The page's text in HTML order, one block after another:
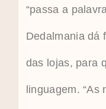
“passa a
Dedalmania dá
das lojas, para
linguagem. “As